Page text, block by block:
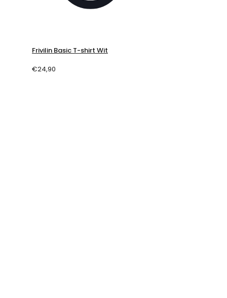
Frivilin Basic T-shirt Wit
€24,90